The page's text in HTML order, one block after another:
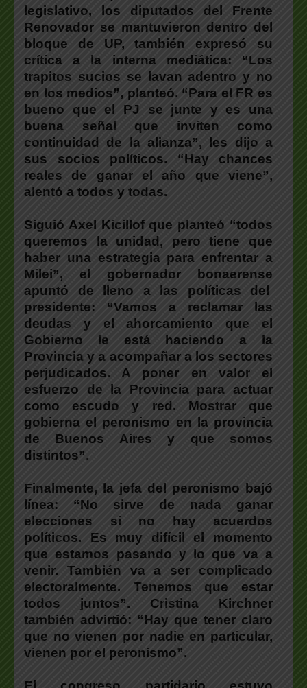
legislativo, los diputados del Frente
Renovador se mantuvieron dentro del
bloque de UP, también expresó su
crítica a la interna mediática: “Los
trapitos sucios se lavan adentro y no
en los medios”, planteó. “Para el FR es
bueno que el PJ se junte y es una
buena señal que inviten como
continuidad de la alianza”, les dijo a
sus socios políticos. “Hay chances
reales de ganar el año que viene”,
alentó a todos y todas.
Siguió Axel Kicillof que planteó “todos
queremos la unidad, pero tiene que
haber una estrategia para enfrentar a
Milei”, el gobernador bonaerense
apuntó de lleno a las políticas del
presidente: “Vamos a reclamar las
deudas y el ahorcamiento que el
Gobierno le está haciendo a la
Provincia y a acompañar a los sectores
perjudicados. A poner en valor el
esfuerzo de la Provincia para actuar
como escudo y red. Mostrar que
gobierna el peronismo en la provincia
de Buenos Aires y que somos
distintos”.
Finalmente, la jefa del peronismo bajó
línea: “No sirve de nada ganar
elecciones si no hay acuerdos
políticos. Es muy difícil el momento
que estamos pasando y lo que va a
venir. También va a ser complicado
electoralmente. Tenemos que estar
todos juntos”. Cristina Kirchner
también advirtió: “Hay que tener claro
que no vienen por nadie en particular,
vienen por el peronismo”.